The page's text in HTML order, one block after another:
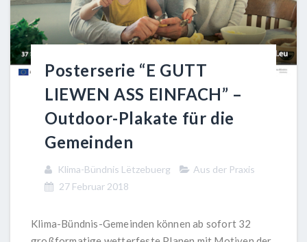
Posterserie “E GUTT
LIEWEN ASS EINFACH” –
Outdoor-Plakate für die
Gemeinden
Klima-Bündnis Lëtzebuerg
Aus der Praxis
27 Februar 2018
Klima-Bündnis-Gemeinden können ab sofort 32